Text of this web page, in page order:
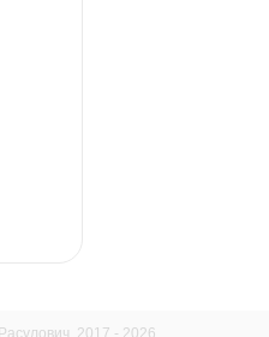
2017 - 2026